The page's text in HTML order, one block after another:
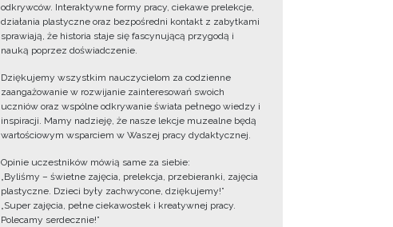
odkrywców. Interaktywne formy pracy, ciekawe prelekcje,
działania plastyczne oraz bezpośredni kontakt z zabytkami
sprawiają, że historia staje się fascynującą przygodą i
nauką poprzez doświadczenie.
Dziękujemy wszystkim nauczycielom za codzienne
zaangażowanie w rozwijanie zainteresowań swoich
uczniów oraz wspólne odkrywanie świata pełnego wiedzy i
inspiracji. Mamy nadzieję, że nasze lekcje muzealne będą
wartościowym wsparciem w Waszej pracy dydaktycznej.
Opinie uczestników mówią same za siebie:
„Byliśmy – świetne zajęcia, prelekcja, przebieranki, zajęcia
plastyczne. Dzieci były zachwycone, dziękujemy!”
„Super zajęcia, pełne ciekawostek i kreatywnej pracy.
Polecamy serdecznie!”